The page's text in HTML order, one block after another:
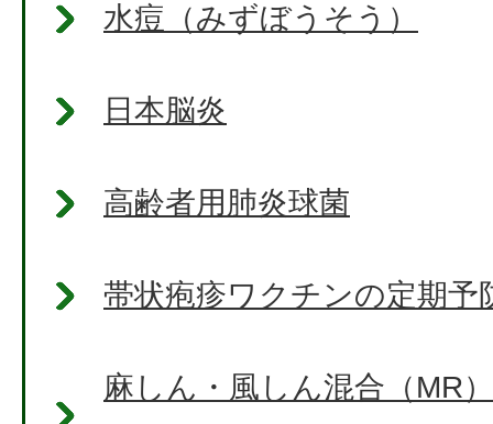
水痘（みずぼうそう）
日本脳炎
高齢者用肺炎球菌
帯状疱疹ワクチンの定期予
麻しん・風しん混合（MR